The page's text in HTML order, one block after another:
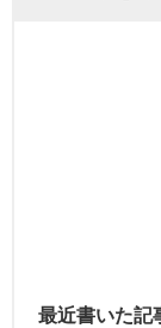
最近書いた記